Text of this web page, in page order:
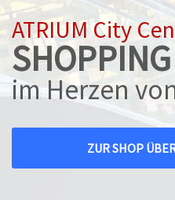
ATRIUM City
SHOPPING
im Herzen
ZUR SHOP